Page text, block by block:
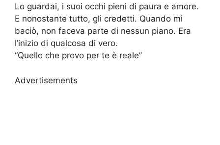
Lo guardai, i suoi occhi pieni di paura e amore.
E nonostante tutto, gli credetti. Quando mi
baciò, non faceva parte di nessun piano. Era
l’inizio di qualcosa di vero.
“Quello che provo per te è reale”
Advertisements